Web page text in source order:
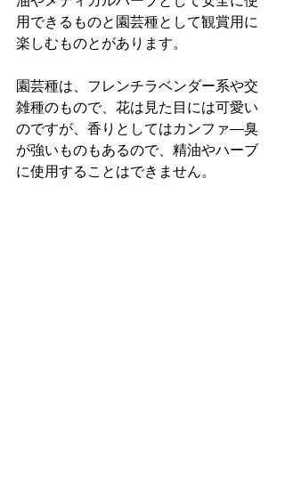
用できるものと園芸種として観賞用に
楽しむものとがあります。
園芸種は、フレンチラベンダー系や交
雑種のもので、花は見た目には可愛い
のですが、香りとしてはカンファ―臭
が強いものもあるので、精油やハーブ
に使用することはできません。